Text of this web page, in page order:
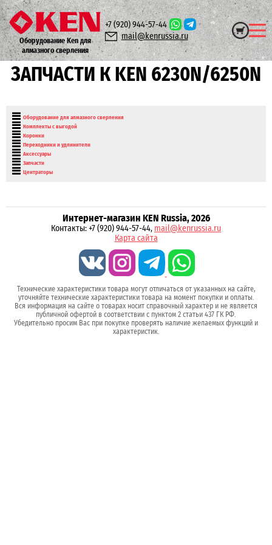
Оборудование Ken для
алмазного сверления
+7 (920)944-57-44
mail@kenrussia.ru
ЗАПЧАСТИ К KEN 6230N/6250N
Оборудование для алмазного сверления
Комплекты с выгодой
Коронки
Переходники и удлинители
Аксессуары
Запчасти
Центраторы
Интернет-магазин KEN Russia, 2026
Контакты: +7 (920) 944-57-44, mail@kenrussia.ru
Карта сайта
Технические характеристики товара могут отличаться от указанных на сайте,
уточняйте технические характеристики товара на момент покупки и оплаты.
Вся информация на сайте о товарах носит справочный характер и не является
публичной офертой в соответствии с пунктом 2 статьи 437 ГК РФ.
Убедительно просим Вас при покупке проверять наличие желаемых функций и
характеристик.